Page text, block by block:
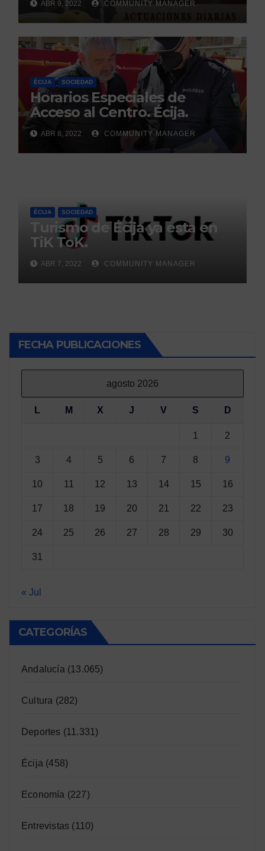
ABR 9, 2022 COMMUNITY MANAGER
ÉCIJA SOCIEDAD
Horarios Especiales de
Acceso al Centro. Écija.
ABR 8, 2022 COMMUNITY MANAGER
ÉCIJA SOCIEDAD
Turismo de Écija ya esta en
TiK ToK.
ABR 7, 2022 COMMUNITY MANAGER
FECHA PUBLICACIONES
agosto 2026
L M X J V S D
1 2
3 4 5 6 7 8 9
10 11 12 13 14 15 16
17 18 19 20 21 22 23
24 25 26 27 28 29 30
31
« Jul
CATEGORÍAS
Andalucía (13.065)
Cultura (282)
Deportes (11.331)
Écija (458)
Economía (227)
Entrevistas (110)